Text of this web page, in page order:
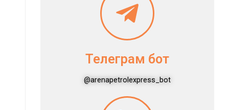
Телеграм бот
@arenapetrolexpress_bot